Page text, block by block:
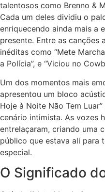
talentosos como Brenno &
Cada um deles dividiu o
enriquecendo ainda mais a
presente. Entre as canções
inéditas como “Mete
a Polícia”, e “Viciou no
Um dos momentos mais
apresentou um bloco
Hoje à Noite Não Tem Luar”
cenário intimista. As vozes
entrelaçaram, criando uma
público que estava ali para
especial.
O Significado